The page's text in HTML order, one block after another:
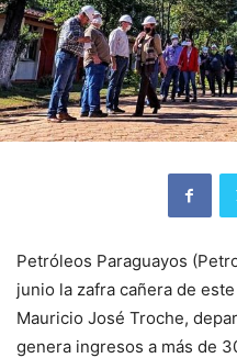
Petróleos Paraguayos
junio la zafra cañera de
Mauricio José Troche,
genera ingresos a más de